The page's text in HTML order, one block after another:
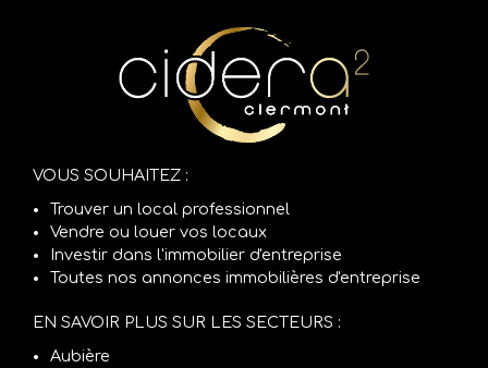
VOUS SOUHAITEZ :
Trouver un local professionnel
Vendre ou louer vos locaux
Investir dans l'immobilier d'entreprise
Toutes nos annonces immobilières d'entreprise
EN SAVOIR PLUS SUR LES SECTEURS :
Aubière